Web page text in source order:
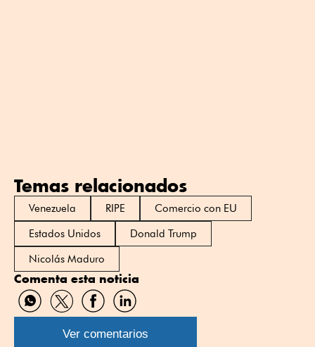
Temas relacionados
Venezuela RIPE
Comercio con EU
Estados Unidos
Donald Trump
Nicolás Maduro
Comenta esta noticia
Compartir
por
WhatsApp
Compartir
por
Twitter
Compartir
por
Facebook
Compartir
por
Linkedin
Ver comentarios